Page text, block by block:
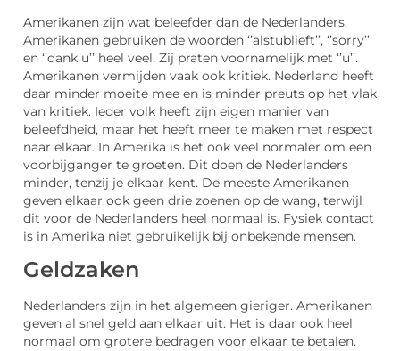
Amerikanen zijn wat beleefder dan de Nederlanders.
Amerikanen gebruiken de woorden ‘’alstublieft’’, ‘’sorry’’
en ‘’dank u’’ heel veel. Zij praten voornamelijk met ‘’u’’.
Amerikanen vermijden vaak ook kritiek. Nederland heeft
daar minder moeite mee en is minder preuts op het vlak
van kritiek. Ieder volk heeft zijn eigen manier van
beleefdheid, maar het heeft meer te maken met respect
naar elkaar. In Amerika is het ook veel normaler om een
voorbijganger te groeten. Dit doen de Nederlanders
minder, tenzij je elkaar kent. De meeste Amerikanen
geven elkaar ook geen drie zoenen op de wang, terwijl
dit voor de Nederlanders heel normaal is. Fysiek contact
is in Amerika niet gebruikelijk bij onbekende mensen.
Geldzaken
Nederlanders zijn in het algemeen gieriger. Amerikanen
geven al snel geld aan elkaar uit. Het is daar ook heel
normaal om grotere bedragen voor elkaar te betalen.